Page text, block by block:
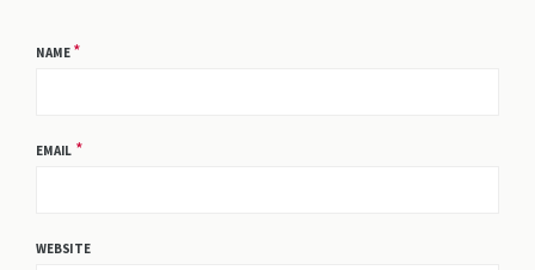
NAME *
EMAIL *
WEBSITE